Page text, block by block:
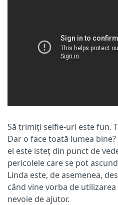
Să trimiți selfie-uri este fun.
Dar o face toată lumea
el este isteț din punct de
pericolele care se pot
Linda este, de asemenea,
când vine vorba de
nevoie de ajutor.